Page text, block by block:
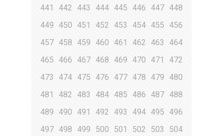
441
442 443 444 445 446 447 448
449
450 451 452 453 454 455
456
457 458 459 460 461 462 463
464
465
466 467 468 469 470 471
472
473
474 475 476 477 478 479
480
481
482 483 484 485 486 487 488
489
490 491 492 493 494 495
496
497 498 499 500 501 502 503
504